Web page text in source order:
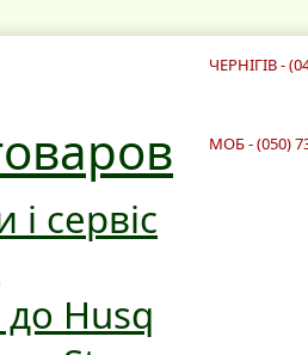
ЧЕРНІГІВ -
сервіс
Husq
МОБ - (050)